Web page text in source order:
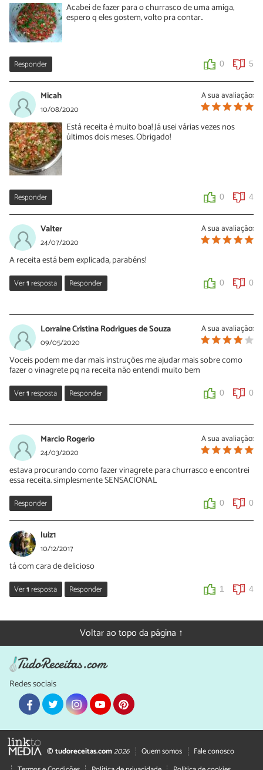
Acabei de fazer para o churrasco de uma amiga,
espero q eles gostem, volto pra contar..
Responder 0 5
A sua avaliação:
Micah
10/08/2020
Está receita é muito boa! Já usei várias vezes nos
últimos dois meses. Obrigado!
Responder 0 4
A sua avaliação:
Valter
24/07/2020
A receita está bem explicada, parabéns!
Ver1resposta Responder 0 0
27/07/2020
Oi Valter, que bom que você gostou desta receita de vinagrete!
Obrigada pelo seu comentário e continue preparando nossas
receitas.
A sua avaliação:
Lorraine Cristina Rodrigues de Souza
09/05/2020
Voceis podem me dar mais instruções me ajudar mais sobre como
fazer o vinagrete pq na receita não entendi muito bem
Ver1resposta Responder 0 0
11/05/2020
Oi Lorraine, basta picar os ingredientes e misturar com os
temperos, do jeito indicado.
A sua avaliação:
Marcio Rogerio
24/03/2020
estava procurando como fazer vinagrete para churrasco e encontrei
essa receita. simplesmente SENSACIONAL
Responder 0 0
luiz1
10/12/2017
tá com cara de delicioso
Ver1resposta Responder 1 4
31/03/2021
E se tirar o pimentão então, aí fica bom!
Voltar ao topo da página ↑
Redes sociais
© tudoreceitas.com2026 Quem somos
Fale conosco